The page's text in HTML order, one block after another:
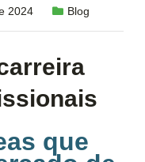
2024 Blog
que